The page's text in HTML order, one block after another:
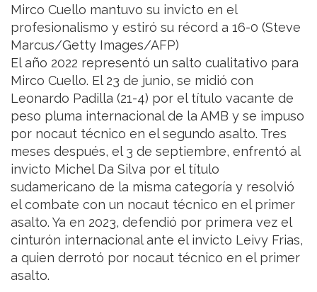
Mirco Cuello mantuvo su invicto en el
profesionalismo y estiró su récord a 16-0 (Steve
Marcus/Getty Images/AFP)
El año 2022 representó un salto cualitativo para
Mirco Cuello. El 23 de junio, se midió con
Leonardo Padilla (21-4) por el título vacante de
peso pluma internacional de la AMB y se impuso
por nocaut técnico en el segundo asalto. Tres
meses después, el 3 de septiembre, enfrentó al
invicto Michel Da Silva por el título
sudamericano de la misma categoría y resolvió
el combate con un nocaut técnico en el primer
asalto. Ya en 2023, defendió por primera vez el
cinturón internacional ante el invicto Leivy Frias,
a quien derrotó por nocaut técnico en el primer
asalto.